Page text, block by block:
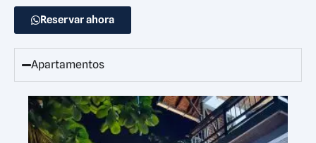
Reservar ahora
Apartamentos